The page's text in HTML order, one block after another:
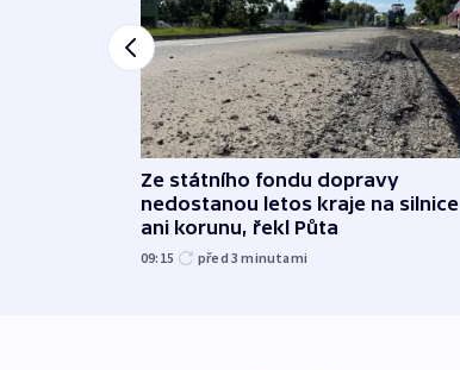
Ze státního fondu dopravy
nedostanou letos kraje na silnice
ani korunu, řekl Půta
09:15 před 3minutami